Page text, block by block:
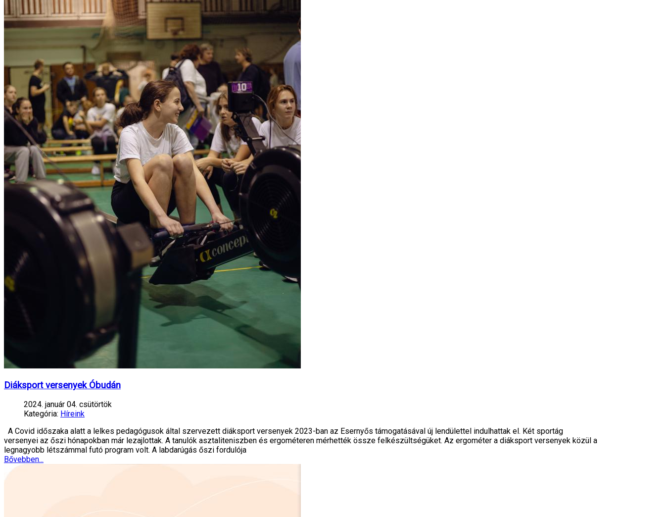
Diáksport versenyek Óbudán
2024. január 04. csütörtök
Kategória: Híreink
A Covid időszaka alatt a lelkes pedagógusok által szervezett diáksport versenyek 2023-ban az Esernyős támogatásával új lendülettel indulhattak el. Két sportág
versenyei az őszi hónapokban már lezajlottak. A tanulók asztaliteniszben és ergométeren mérhették össze felkészültségüket. Az ergométer a diáksport versenyek közül a
legnagyobb létszámmal futó program volt. A labdarúgás őszi fordulója
Bővebben...